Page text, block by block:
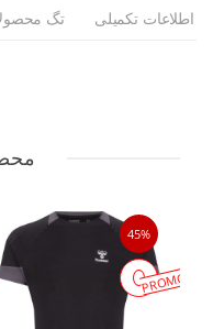
اطلاعات تکمیلی تگ
45%